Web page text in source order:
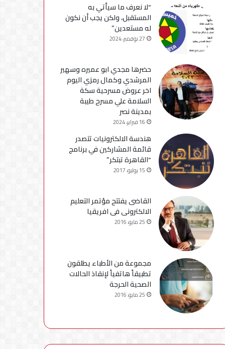
“لا نعرف ما سيأتي به
المستقبل، ولكن يجب أن نكون
له مستعدين”
27 نوفمبر، 2024
حضرها مجدي ابو عميره وسهير
المرشدي وكمال رمزي اليوم
اخر عروض مسرحية سكة
السلامة علي مسرح طيبة
بمدينة نصر
16 فبراير، 2024
هندسة الالكترونيات تتصدر
قائمة المشاركين في برنامج
“القاهرة تبتكر”
15 يوليو، 2017
القاضى يفتتح مؤتمر التعليم
الالكترونى فى افريقيا
25 مايو، 2016
مجموعة من الأطباء يطلقون
تطبيقاً هاتفياً لإنقاذ الحالات
الصحية الحرجة
25 مايو، 2016